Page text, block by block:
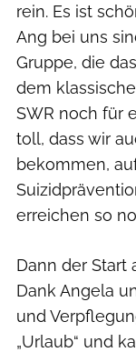
rein. Es ist
Ang bei uns
Gruppe, die
dem
SWR noch für
toll, dass wir
bekommen,
erreichen so
Dann der Start
Dank Angela
und
„Urlaub“ und